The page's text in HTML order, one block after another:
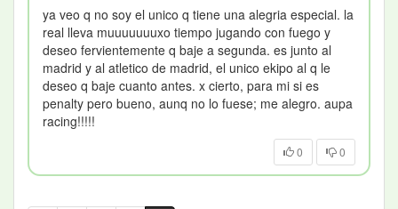
ya veo q no soy el unico q tiene una alegria especial. la
real lleva muuuuuuuxo tiempo jugando con fuego y
deseo fervientemente q baje a segunda. es junto al
madrid y al atletico de madrid, el unico ekipo al q le
deseo q baje cuanto antes. x cierto, para mi si es
penalty pero bueno, aunq no lo fuese; me alegro. aupa
racing!!!!!
0 0